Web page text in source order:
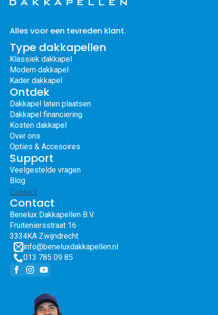
Alles voor een tevreden klant.
Type dakkapellen
Klassiek dakkapel
Modern dakkapel
Kader dakkapel
Ontdek
Dakkapel laten plaatsen
Dakkapel financiering
Kosten dakkapel
Over ons
Opties & Accesoires
Support
Veelgestelde vragen
Blog
Contact
Contact
Benelux Dakkapellen B.V.
Fruiteniersstraat 16
3334KA Zwijndrecht
info@beneluxdakkapellen.nl
013 785 09 85